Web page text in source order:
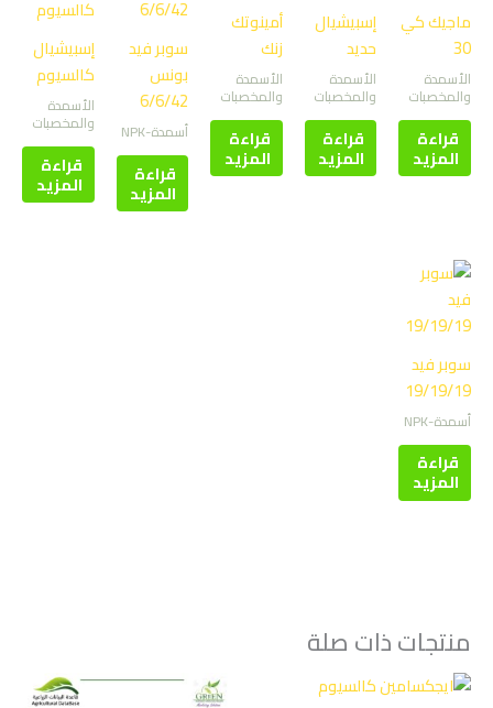
ماجيك كي
30
الأسمدة
والمخصبات
قراءة
المزيد
إسبيشيال
حديد
الأسمدة
والمخصبات
قراءة
المزيد
أمينوتك
زنك
الأسمدة
والمخصبات
قراءة
المزيد
سوبر فيد
بونس
6/6/42
أسمدة-NPK
قراءة
المزيد
إسبيشيال
كالسيوم
الأسمدة
والمخصبات
قراءة
المزيد
سوبر فيد
19/19/19
أسمدة-NPK
قراءة
المزيد
منتجات ذات صلة